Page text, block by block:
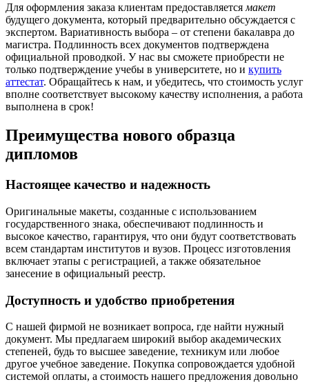
Для оформления заказа клиентам предоставляется макет
будущего документа, который предварительно обсуждается с
экспертом. Вариативность выбора – от степени бакалавра до
магистра. Подлинность всех документов подтверждена
официальной проводкой. У нас вы сможете приобрести не
только подтверждение учебы в университете, но и купить
аттестат. Обращайтесь к нам, и убедитесь, что стоимость услуг
вполне соответствует высокому качеству исполнения, а работа
выполнена в срок!
Преимущества нового образца
дипломов
Настоящее качество и надежность
Оригинальные макеты, созданные с использованием
государственного знака, обеспечивают подлинность и
высокое качество, гарантируя, что они будут соответствовать
всем стандартам институтов и вузов. Процесс изготовления
включает этапы с регистрацией, а также обязательное
занесение в официальный реестр.
Доступность и удобство приобретения
С нашей фирмой не возникает вопроса, где найти нужный
документ. Мы предлагаем широкий выбор академических
степеней, будь то высшее заведение, техникум или любое
другое учебное заведение. Покупка сопровождается удобной
системой оплаты, а стоимость нашего предложения довольно